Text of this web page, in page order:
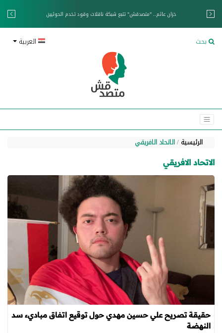
خزان عائم.. "متصدقش" تتبع شبكة ناقلات وقود تخدم الحوثيين
بحث العربية
الرئيسية الاتحاد الافريقي
الاتحاد الافريقي
حقيقة تصريح علي حسين مهدي حول توقيع اتفاق مباديء سد
النهضة